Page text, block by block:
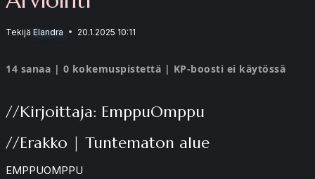
Tekijä Elandra 20.1.2025 10:11
14 sanaa | 0 kokemuspistettä | KP-boosti ei käytössä
//Kirjoittaja: EmppuOmppu
//Erakko | Tuntematon alue
EMPPUOMPPU